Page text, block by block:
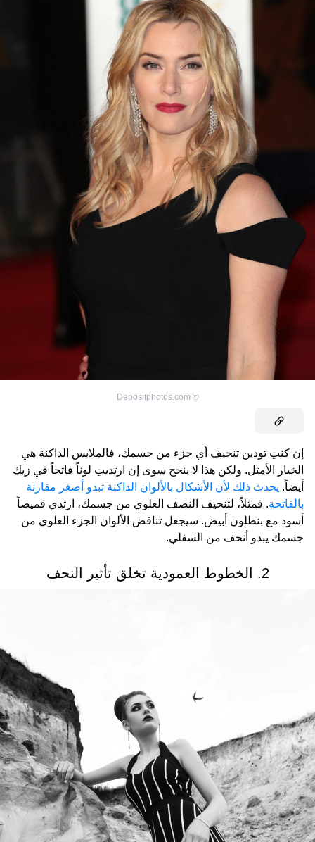
©
Depositphotos.com
إن كنتِ تودين تنحيف أي جزء من جسمك، فالملابس الداكنة هي
الخيار الأمثل. ولكن هذا لا ينجح سوى إن ارتديتِ لوناً فاتحاً في زيك
أيضاً. يحدث ذلك لأن الأشكال بالألوان الداكنة تبدو أصغر مقارنة
بالفاتحة. فمثلاً، لتنحيف النصف العلوي من جسمك، ارتدي قميصاً
أسود مع بنطلون أبيض. سيجعل تناقض الألوان الجزء العلوي من
جسمك يبدو أنحف من السفلي.
2. الخطوط العمودية تخلق تأثير النحف